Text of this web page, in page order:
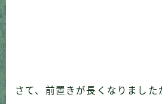
さて、前置きが長くなりました